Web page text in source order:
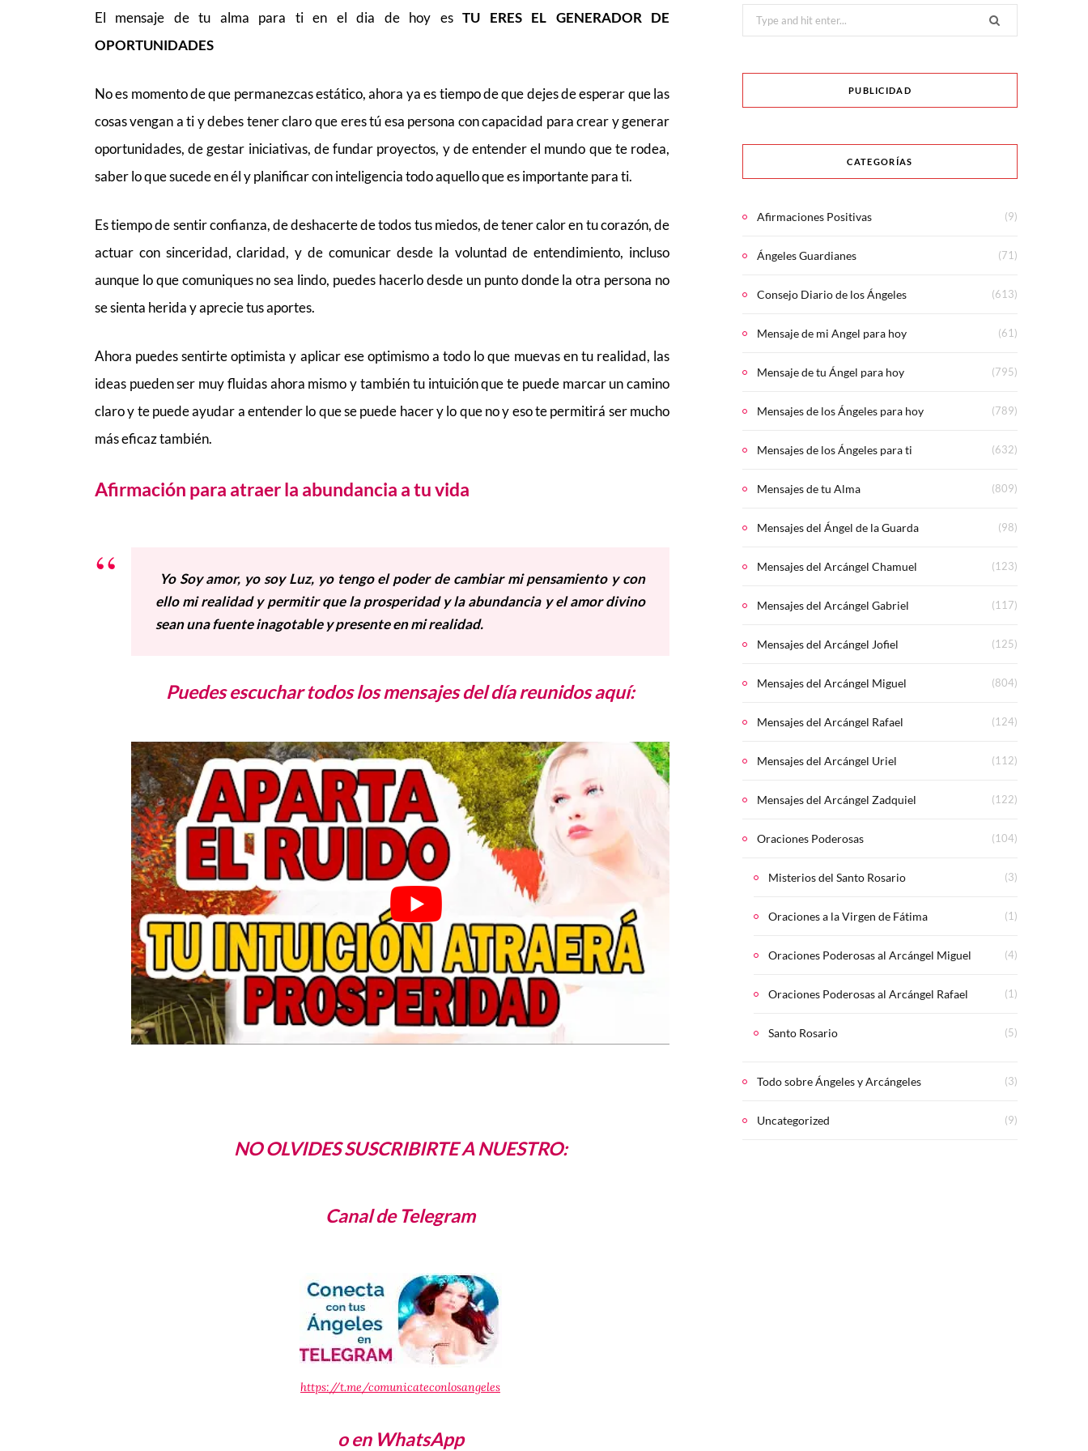
El mensaje de tu alma para ti en el dia de hoy esTU ERES EL GENERADOR DE
OPORTUNIDADES
No es momento de que permanezcas estático, ahora ya es tiempo de que dejes de esperar que las
cosas vengan a ti y debes tener claro que eres tú esa persona con capacidad para crear y generar
oportunidades, de gestar iniciativas, de fundar proyectos, y de entender el mundo que te rodea,
saber lo que sucede en él y planificar con inteligencia todo aquello que es importante para ti.
Es tiempo de sentir confianza, de deshacerte de todos tus miedos, de tener calor en tu corazón, de
actuar con sinceridad, claridad, y de comunicar desde la voluntad de entendimiento, incluso
aunque lo que comuniques no sea lindo, puedes hacerlo desde un punto donde la otra persona no
se sienta herida y aprecie tus aportes.
Ahora puedes sentirte optimista y aplicar ese optimismo a todo lo que muevas en tu realidad, las
ideas pueden ser muy fluidas ahora mismo y también tu intuición que te puede marcar un camino
claro y te puede ayudar a entender lo que se puede hacer y lo que no y eso te permitirá ser mucho
más eficaz también.
Afirmación para atraer la abundancia a tu vida
Yo Soy amor, yo soy Luz, yo tengo el poder de cambiar mi pensamiento y con
ello mi realidad y permitir que la prosperidad y la abundancia y el amor divino
sean una fuente inagotable y presente en mi realidad.
Puedes escuchar todos los mensajes del día reunidos aquí:
NO OLVIDES SUSCRIBIRTE A NUESTRO:
Canal de Telegram
https://t.me/comunicateconlosangeles
o en WhatsApp
Search
for:
PUBLICIDAD
CATEGORÍAS
Afirmaciones Positivas (9)
Ángeles Guardianes (71)
Consejo Diario de los Ángeles (613)
Mensaje de mi Angel para hoy (61)
Mensaje de tu Ángel para hoy (795)
Mensajes de los Ángeles para hoy (789)
Mensajes de los Ángeles para ti (632)
Mensajes de tu Alma (809)
Mensajes del Ángel de la Guarda (98)
Mensajes del Arcángel Chamuel (123)
Mensajes del Arcángel Gabriel (117)
Mensajes del Arcángel Jofiel (125)
Mensajes del Arcángel Miguel (804)
Mensajes del Arcángel Rafael (124)
Mensajes del Arcángel Uriel (112)
Mensajes del Arcángel Zadquiel (122)
Oraciones Poderosas (104)
Misterios del Santo Rosario (3)
Oraciones a la Virgen de Fátima (1)
Oraciones Poderosas al Arcángel Miguel (4)
Oraciones Poderosas al Arcángel Rafael (1)
Santo Rosario (5)
Todo sobre Ángeles y Arcángeles (3)
Uncategorized (9)